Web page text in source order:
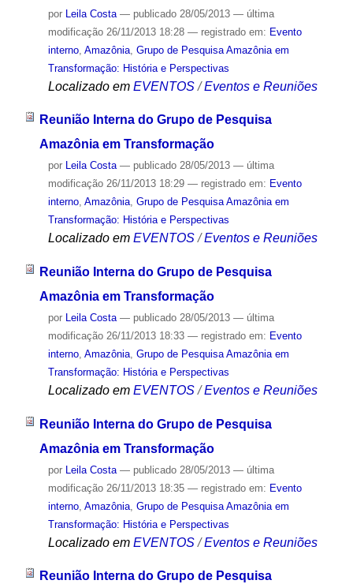
por Leila Costa — publicado28/05/2013 — última
modificação26/11/2013 18:28 — registrado em: Evento
interno, Amazônia, Grupo de Pesquisa Amazônia em
Transformação: História e Perspectivas
Localizado em EVENTOS /Eventos e Reuniões
Reunião Interna do Grupo de Pesquisa
Amazônia em Transformação
por Leila Costa — publicado28/05/2013 — última
modificação26/11/2013 18:29 — registrado em: Evento
interno, Amazônia, Grupo de Pesquisa Amazônia em
Transformação: História e Perspectivas
Localizado em EVENTOS /Eventos e Reuniões
Reunião Interna do Grupo de Pesquisa
Amazônia em Transformação
por Leila Costa — publicado28/05/2013 — última
modificação26/11/2013 18:33 — registrado em: Evento
interno, Amazônia, Grupo de Pesquisa Amazônia em
Transformação: História e Perspectivas
Localizado em EVENTOS /Eventos e Reuniões
Reunião Interna do Grupo de Pesquisa
Amazônia em Transformação
por Leila Costa — publicado28/05/2013 — última
modificação26/11/2013 18:35 — registrado em: Evento
interno, Amazônia, Grupo de Pesquisa Amazônia em
Transformação: História e Perspectivas
Localizado em EVENTOS /Eventos e Reuniões
Reunião Interna do Grupo de Pesquisa